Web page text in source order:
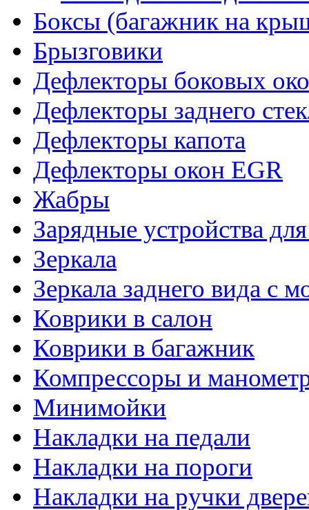
Боксы (багажник на
Брызговики
Дефлекторы боковых
Дефлекторы заднего
Дефлекторы капота
Дефлекторы окон EGR
Жабры
Зарядные устройства
Зеркала
Зеркала заднего вида с
Коврики в салон
Коврики в багажник
Компрессоры и
Минимойки
Накладки на педали
Накладки на пороги
Накладки на ручки